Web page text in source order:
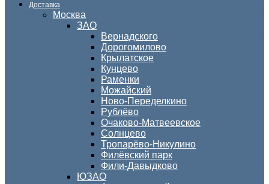
Доставка
Москва
ЗАО
Вернадского
Дорогомилово
Крылатское
Кунцево
Раменки
Можайский
Ново-Переделкино
Рублёво
Очаково-Матвеевское
Солнцево
Тропарёво-Никулино
Филёвский парк
Фили-Давыдково
ЮЗАО